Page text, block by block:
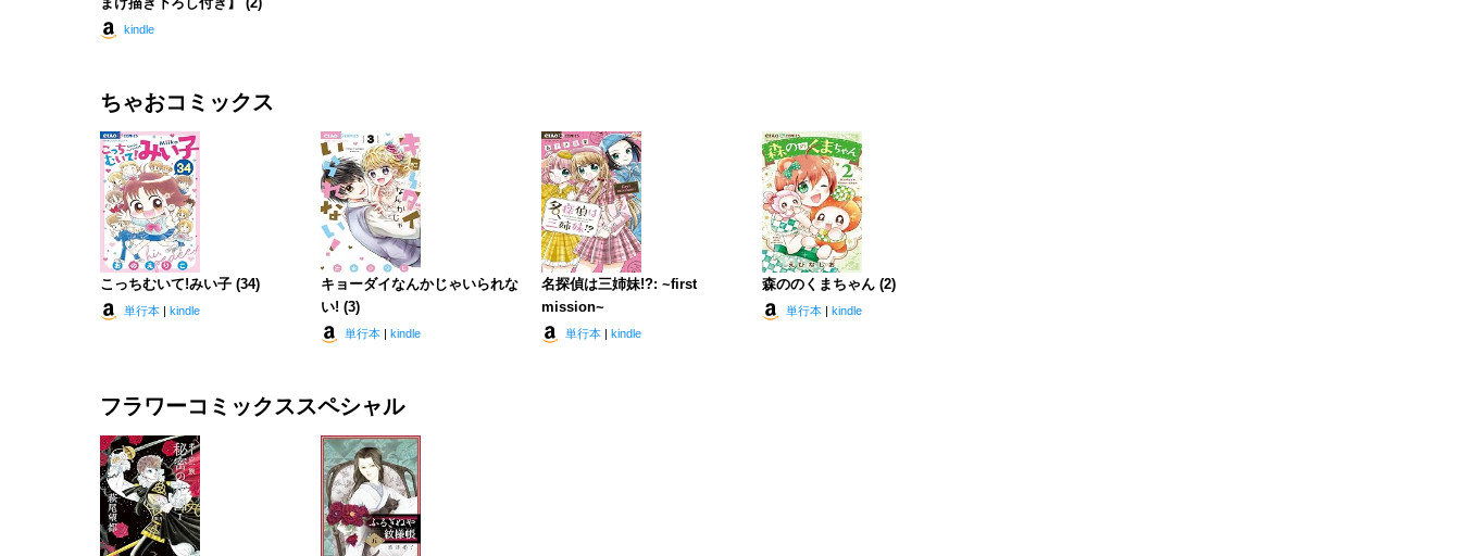
kindle
ちゃおコミックス
こっちむいて!みい子 (34)
単行本 kindle
キョーダイなんかじゃいられな
い! (3)
単行本 kindle
名探偵は三姉妹!?: ~first
mission~
単行本 kindle
森ののくまちゃん (2)
単行本 kindle
フラワーコミックススペシャル